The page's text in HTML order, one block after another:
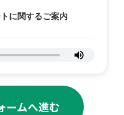
に関するご案内
ームへ進む